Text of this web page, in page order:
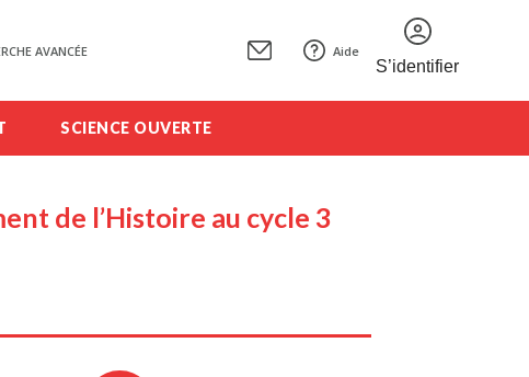
AVANCÉE Aide
S’identifier
SCIENCE OUVERTE
de l’Histoire au cycle 3